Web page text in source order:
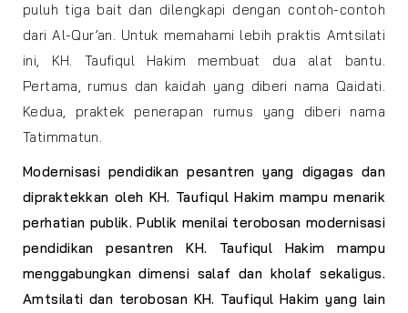
puluh tiga bait dan dilengkapi dengan contoh-contoh
dari Al-Qur’an. Untuk memahami lebih praktis Amtsilati
ini, KH. Taufiqul Hakim membuat dua alat bantu.
Pertama, rumus dan kaidah yang diberi nama Qaidati.
Kedua, praktek penerapan rumus yang diberi nama
Tatimmatun.
Modernisasi pendidikan pesantren yang digagas dan
dipraktekkan oleh KH. Taufiqul Hakim mampu menarik
perhatian publik. Publik menilai terobosan modernisasi
pendidikan pesantren KH. Taufiqul Hakim mampu
menggabungkan dimensi salaf dan kholaf sekaligus.
Amtsilati dan terobosan KH. Taufiqul Hakim yang lain